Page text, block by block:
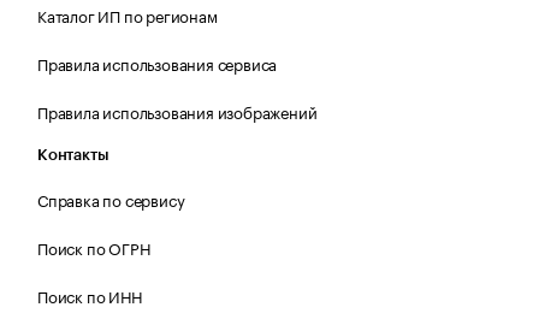
Каталог ИП по регионам
Правила использования сервиса
Правила использования изображений
Контакты
Справка по сервису
Поиск по ОГРН
Поиск по ИНН